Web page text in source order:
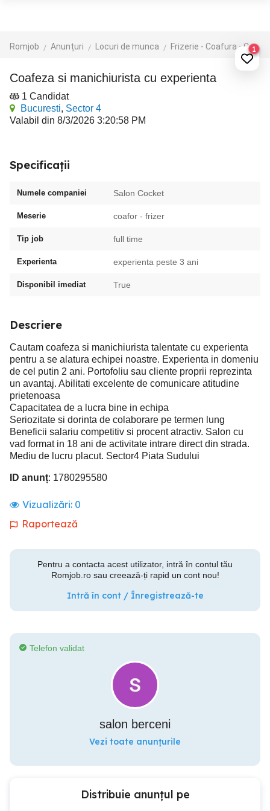
Romjob Anunțuri Locuri de munca Frizerie - Coafura - Cosmetica1
Coafeza si manichiurista cu experienta
1 Candidat
Bucuresti, Sector 4
Valabil din 8/3/2026 3:20:58 PM
Specificații
Numele companiei Salon Cocket
Meserie coafor - frizer
Tip job full time
Experienta experienta peste 3 ani
Disponibil imediat True
Descriere
Cautam coafeza si manichiurista talentate cu experienta
pentru a se alatura echipei noastre. Experienta in domeniu
de cel putin 2 ani. Portofoliu sau cliente proprii reprezinta
un avantaj. Abilitati excelente de comunicare atitudine
prietenoasa
Capacitatea de a lucra bine in echipa
Seriozitate si dorinta de colaborare pe termen lung
Beneficii salariu competitiv si procent atractiv. Salon cu
vad format in 18 ani de activitate intrare direct din strada.
Mediu de lucru placut. Sector4 Piata Sudului
ID anunț: 1780295580
Vizualizări: 0
Raportează
Pentru a contacta acest utilizator, intră în contul tău
Romjob.ro sau creează-ți rapid un cont nou!
Intră în cont / Înregistrează-te
Telefon validat
salon berceni
Vezi toate anunțurile
Distribuie anunțul pe